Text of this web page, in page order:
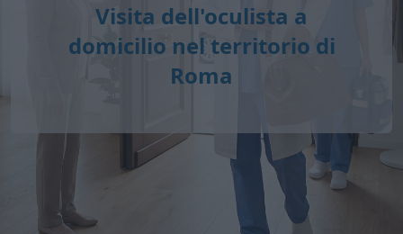
Visita dell'oculista a
domicilio nel territorio di
Roma